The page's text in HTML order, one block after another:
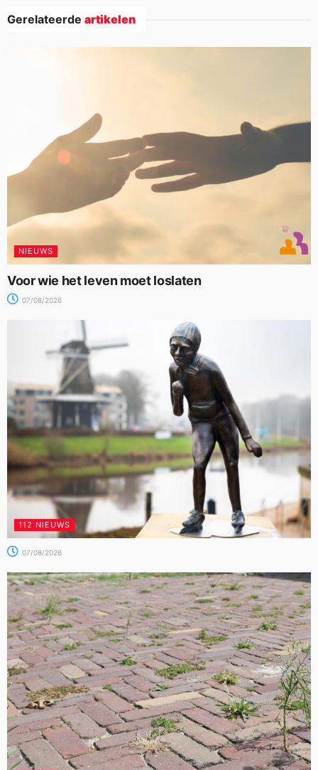
Gerelateerde artikelen
NIEUWS
Voor wie het leven moet loslaten
07/08/2026
112 NIEUWS
07/08/2026